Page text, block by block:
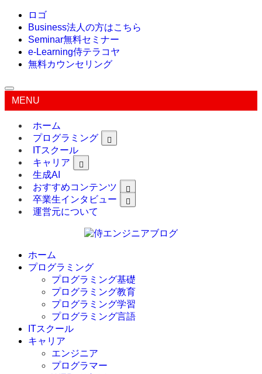
ロゴ
Business法人の方はこちら
Seminar無料セミナー
e-Learning侍テラコヤ
無料カウンセリング
MENU
ホーム
プログラミング
ITスクール
キャリア
生成AI
おすすめコンテンツ
卒業生インタビュー
運営元について
ホーム
プログラミング
プログラミング基礎
プログラミング教育
プログラミング学習
プログラミング言語
C言語
C#
VBA
ITスクール
キャリア
エンジニア
プログラマー